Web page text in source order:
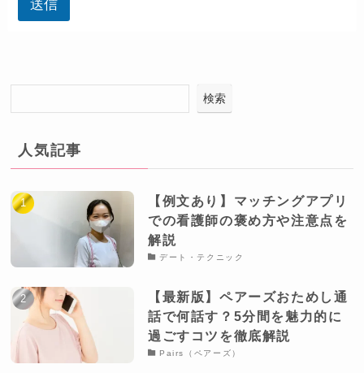
ド
レ
送信
検索
人気記事
【例文あり】マッチングアプリ
での看護師の褒め方や注意点を
解説
デート・テクニック
【最新版】ペアーズおためし通
話で何話す？5分間を魅力的に
過ごすコツを徹底解説
Pairs（ペアーズ）